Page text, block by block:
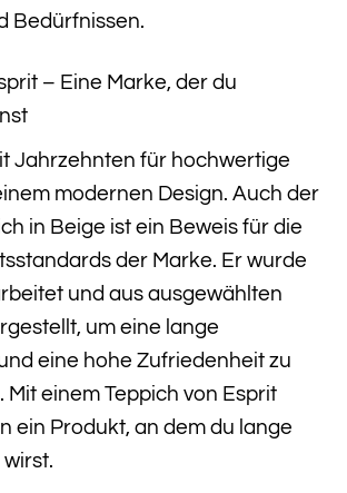
Bedürfnissen.
– Eine Marke, der du
Jahrzehnten für hochwertige
modernen Design. Auch der
in Beige ist ein Beweis für die
der Marke. Er wurde
und aus ausgewählten
um eine lange
eine hohe Zufriedenheit zu
einem Teppich von Esprit
ein Produkt, an dem du lange